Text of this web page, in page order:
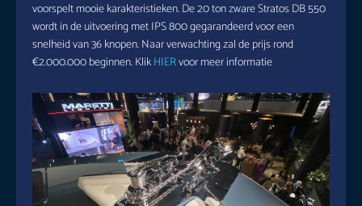
voorspelt mooie karakteristieken. De 20 ton zware Stratos DB 550
wordt in de uitvoering met IPS 800 gegarandeerd voor een
snelheid van 36 knopen. Naar verwachting zal de prijs rond
€2.000.000 beginnen. KlikHIERvoor meer informatie